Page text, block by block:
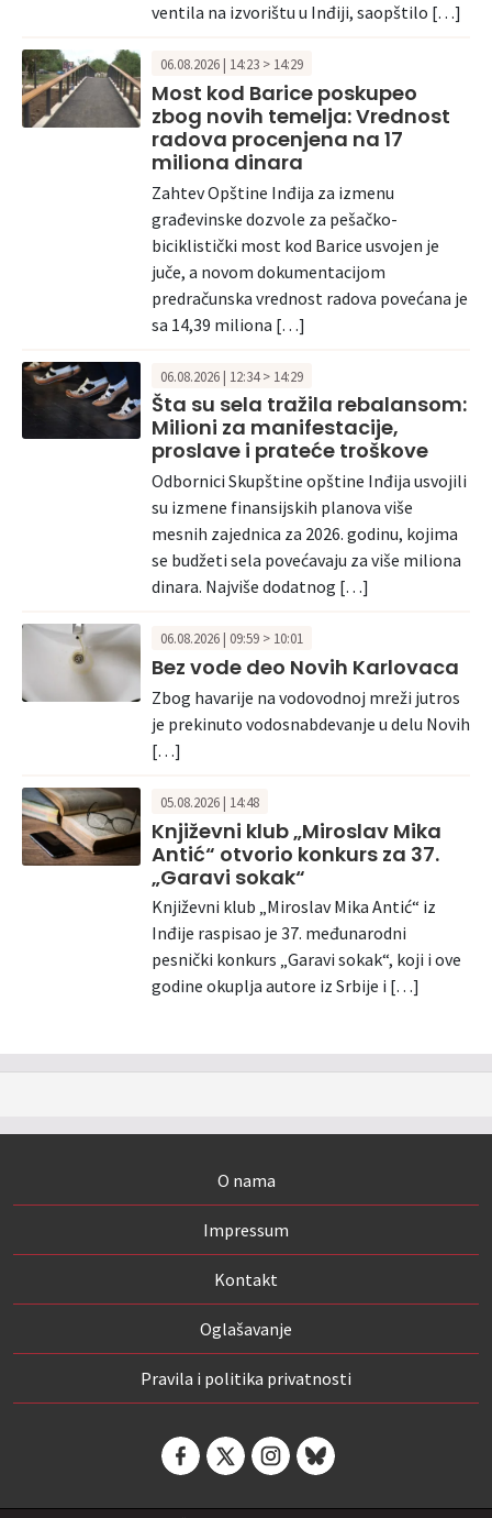
ventila na izvorištu u Inđiji, saopštilo […]
06.08.2026 | 14:23 > 14:29
Most kod Barice poskupeo
zbog novih temelja: Vrednost
radova procenjena na 17
miliona dinara
Zahtev Opštine Inđija za izmenu
građevinske dozvole za pešačko-
biciklistički most kod Barice usvojen je
juče, a novom dokumentacijom
predračunska vrednost radova povećana je
sa 14,39 miliona […]
06.08.2026 | 12:34 > 14:29
Šta su sela tražila rebalansom:
Milioni za manifestacije,
proslave i prateće troškove
Odbornici Skupštine opštine Inđija usvojili
su izmene finansijskih planova više
mesnih zajednica za 2026. godinu, kojima
se budžeti sela povećavaju za više miliona
dinara. Najviše dodatnog […]
06.08.2026 | 09:59 > 10:01
Bez vode deo Novih Karlovaca
Zbog havarije na vodovodnoj mreži jutros
je prekinuto vodosnabdevanje u delu Novih
[…]
05.08.2026 | 14:48
Književni klub „Miroslav Mika
Antić“ otvorio konkurs za 37.
„Garavi sokak“
Književni klub „Miroslav Mika Antić“ iz
Inđije raspisao je 37. međunarodni
pesnički konkurs „Garavi sokak“, koji i ove
godine okuplja autore iz Srbije i […]
O nama
Impressum
Kontakt
Oglašavanje
Pravila i politika privatnosti